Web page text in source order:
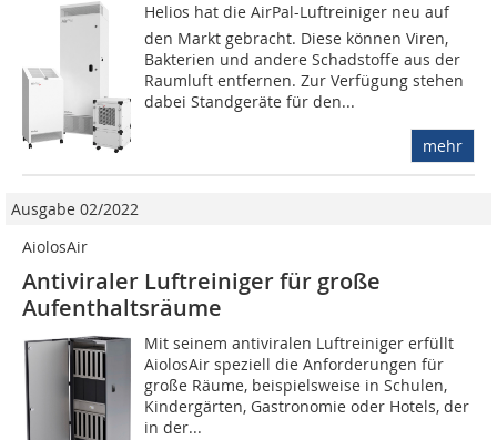
Helios hat die AirPal-Luftreiniger neu auf
den Markt gebracht. Diese können Viren,
Bakterien und andere Schadstoffe aus der
Raumluft entfernen. Zur Verfügung stehen
dabei Standgeräte für den...
mehr
Ausgabe 02/2022
AiolosAir
Antiviraler Luftreiniger für große
Aufenthaltsräume
Mit seinem antiviralen Luftreiniger erfüllt
AiolosAir speziell die Anforderungen für
große Räume, beispielsweise in Schulen,
Kindergärten, Gastronomie oder Hotels, der
in der...